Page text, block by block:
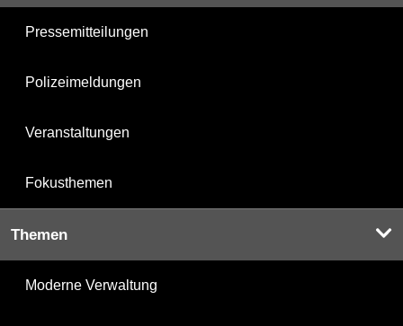
Pressemitteilungen
Polizeimeldungen
Veranstaltungen
Fokusthemen
Themen
Moderne Verwaltung